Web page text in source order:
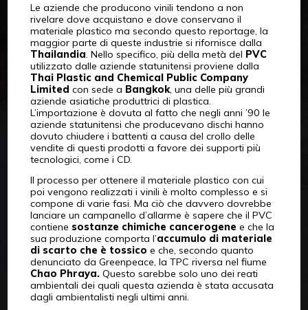
Le aziende che producono vinili tendono a non
rivelare dove acquistano e dove conservano il
materiale plastico ma secondo questo reportage, la
maggior parte di queste industrie si rifornisce dalla
Thailandia . Nello specifico, più della metà del PVC
utilizzato dalle aziende statunitensi proviene dalla
Thai Plastic and Chemical Public Company
Limited con sede a Bangkok, una delle più grandi
aziende asiatiche produttrici di plastica.
L’importazione è dovuta al fatto che negli anni ’90 le
aziende statunitensi che producevano dischi hanno
dovuto chiudere i battenti a causa del crollo delle
vendite di questi prodotti a favore dei supporti più
tecnologici, come i CD.
Il processo per ottenere il materiale plastico con cui
poi vengono realizzati i vinili è molto complesso e si
compone di varie fasi. Ma ciò che davvero dovrebbe
lanciare un campanello d’allarme è sapere che il PVC
contiene sostanze chimiche cancerogene e che la
sua produzione comporta l’accumulo di materiale
di scarto che è tossico e che, secondo quanto
denunciato da Greenpeace, la TPC riversa nel fiume
Chao Phraya. Questo sarebbe solo uno dei reati
ambientali dei quali questa azienda è stata accusata
dagli ambientalisti negli ultimi anni.